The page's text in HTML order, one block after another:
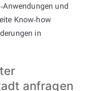
und
Know‑how
in
anfragen